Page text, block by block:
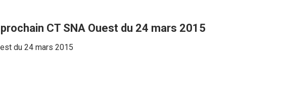
CT SNA Ouest du 24 mars 2015
du 24 mars 2015